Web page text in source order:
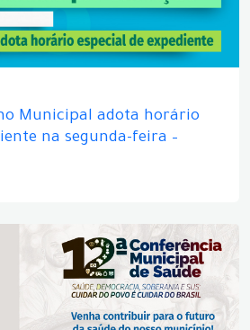
Municipal adota horário
na segunda-feira –